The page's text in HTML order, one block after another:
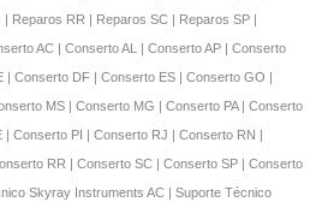
Reparos RR | Reparos SC | Reparos SP |
AC | Conserto AL | Conserto AP | Conserto
| Conserto DF | Conserto ES | Conserto GO |
MS | Conserto MG | Conserto PA | Conserto
| Conserto PI | Conserto RJ | Conserto RN |
RR | Conserto SC | Conserto SP | Conserto
Skyray Instruments AC | Suporte Técnico